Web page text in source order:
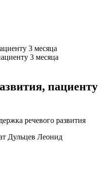
3 месяца
пациенту
речевого развития
Дульцев Леонид